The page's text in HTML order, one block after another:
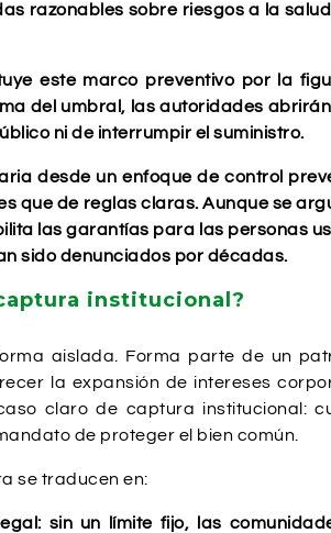
razonables sobre riesgos a la
este marco preventivo por la
del umbral, las autoridades
ni de interrumpir el suministro.
desde un enfoque de control
que de reglas claras. Aunque se
las garantías para las personas
sido denunciados por décadas.
institucional?
aislada. Forma parte de un
la expansión de intereses
claro de captura institucional:
de proteger el bien común.
se traducen en:
sin un límite fijo, las